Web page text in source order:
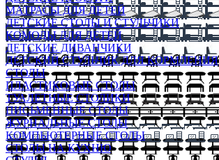
МАТРАСЫ ДЛЯ ДЕТЕЙ
ДЕТСКИЕ СТОЛЫ И СТУЛЬЧИКИ
КОМОДЫ ДЛЯ ДЕТЕЙ
ДЕТСКИЕ ДИВАНЧИКИ
ДЕТСКИЙ СТУЛЬЧИК ДЛЯ КОРМЛЕНИЯ
СТОЛЫ
ПЛАСТИКОВЫЕ СТОЛЫ
ТУАЛЕТНЫЕ СТОЛИКИ
ПИСЬМЕННЫЕ СТОЛЫ
ЖУРНАЛЬНЫЕ СТОЛЫ
КОМПЬЮТЕРНЫЕ СТОЛЫ
СТОЛЫ НА КУХНЮ